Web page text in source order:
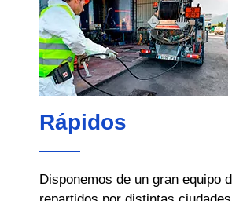
Rápidos
Disponemos de un gran equipo